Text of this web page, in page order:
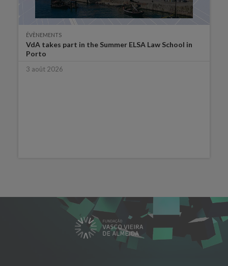
ÉVÈNEMENTS
VdA takes part in the Summer ELSA Law School in
Porto
3 août 2026